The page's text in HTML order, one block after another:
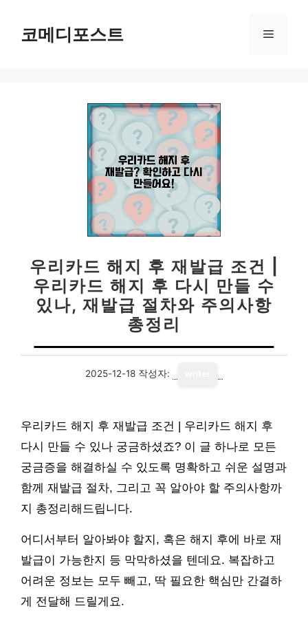
코메디포스트 메
우리카드 해지 후 재발급 조건 |
우리카드 해지 후 다시 만들 수
있나, 재발급 절차와 주의사항
총정리
2025-12-18 작성자:
우리카드 해지 후 재발급 조건 | 우리카드 해지 후
다시 만들 수 있나 궁금하셨죠? 이 글 하나로 모든
궁금증을 해결하실 수 있도록 명확하고 쉬운 설명과
함께 재발급 절차, 그리고 꼭 알아야 할 주의사항까
지 총정리해드립니다.
어디서부터 알아봐야 할지, 혹은 해지 후에 바로 재
발급이 가능한지 등 막막하셨을 텐데요. 복잡하고
어려운 정보는 모두 빼고, 딱 필요한 핵심만 간결하
게 전달해 드릴게요.